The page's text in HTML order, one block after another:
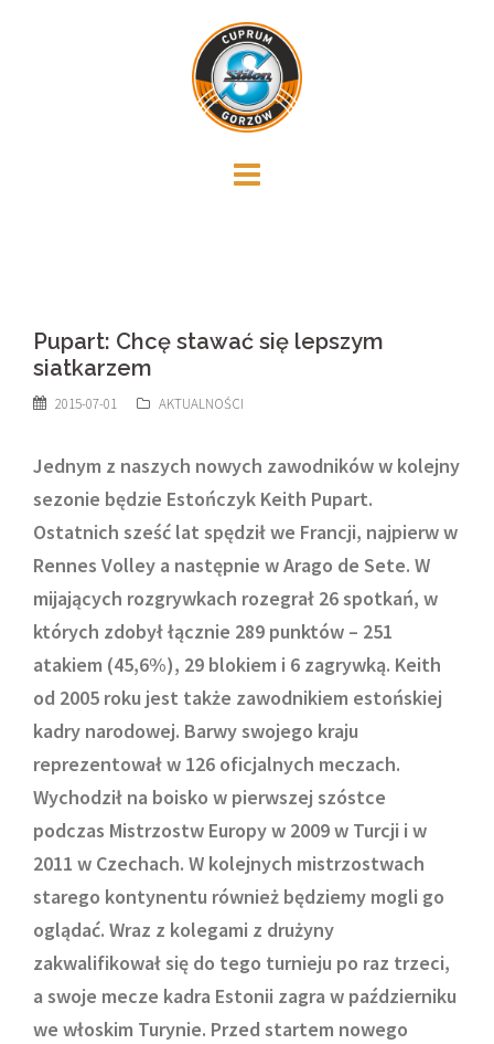
Pupart: Chcę stawać się lepszym
siatkarzem
2015-07-01 AKTUALNOŚCI
Jednym z naszych nowych zawodników w kolejny
sezonie będzie Estończyk Keith Pupart.
Ostatnich sześć lat spędził we Francji, najpierw w
Rennes Volley a następnie w Arago de Sete. W
mijających rozgrywkach rozegrał 26 spotkań, w
których zdobył łącznie 289 punktów – 251
atakiem (45,6%), 29 blokiem i 6 zagrywką. Keith
od 2005 roku jest także zawodnikiem estońskiej
kadry narodowej. Barwy swojego kraju
reprezentował w 126 oficjalnych meczach.
Wychodził na boisko w pierwszej szóstce
podczas Mistrzostw Europy w 2009 w Turcji i w
2011 w Czechach. W kolejnych mistrzostwach
starego kontynentu również będziemy mogli go
oglądać. Wraz z kolegami z drużyny
zakwalifikował się do tego turnieju po raz trzeci,
a swoje mecze kadra Estonii zagra w październiku
we włoskim Turynie. Przed startem nowego